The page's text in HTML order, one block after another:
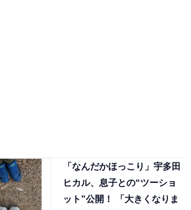
「なんだかほっこり」宇多田
ヒカル、息子との“ツーショ
ット”公開！ 「大きくなりま